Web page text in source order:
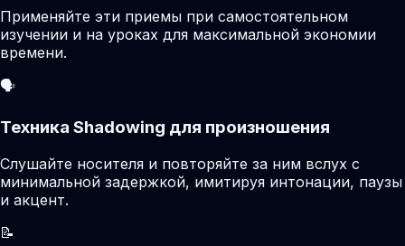
Применяйте эти приемы при самостоятельном
изучении и на уроках для максимальной экономии
времени.
🗣️
Техника Shadowing для произношения
Слушайте носителя и повторяйте за ним вслух с
минимальной задержкой, имитируя интонации, паузы
и акцент.
📝